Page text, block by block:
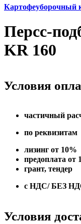
Картофеуборочный
Персс-
KR 160
Условия
частичный
по реквизитам
лизинг от 10%
предоплата от
грант, тендер
с НДС/ БЕЗ
Условия